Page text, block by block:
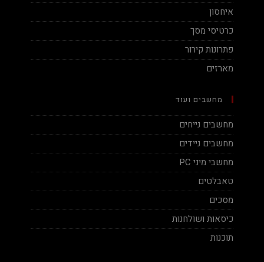
איחסון
כרטיסי מסך
פתרונות קירור
מארזים
מחשבים ועוד
מחשבים נייחים
מחשבים ניידים
מחשבי מיני PC
טאבלטים
מסכים
כיסאות ושולחנות
תוכנות